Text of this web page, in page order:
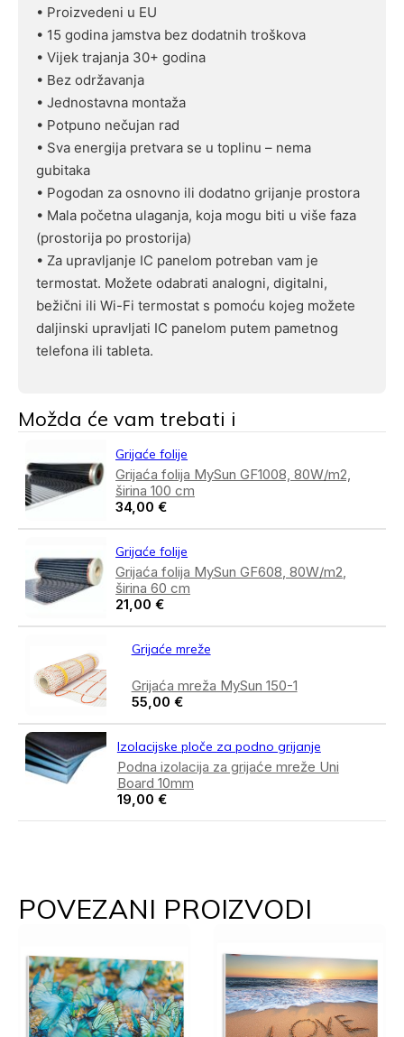
• Proizvedeni u EU
• 15 godina jamstva bez dodatnih troškova
• Vijek trajanja 30+ godina
• Bez održavanja
• Jednostavna montaža
• Potpuno nečujan rad
• Sva energija pretvara se u toplinu – nema
gubitaka
• Pogodan za osnovno ili dodatno grijanje prostora
• Mala početna ulaganja, koja mogu biti u više faza
(prostorija po prostorija)
• Za upravljanje IC panelom potreban vam je
termostat. Možete odabrati analogni, digitalni,
bežični ili Wi-Fi termostat s pomoću kojeg možete
daljinski upravljati IC panelom putem pametnog
telefona ili tableta.
Možda će vam trebati i
Grijaće folije
Grijaća folija MySun GF1008, 80W/m2,
širina 100 cm
34,00 €
Grijaće folije
Grijaća folija MySun GF608, 80W/m2,
širina 60 cm
21,00€
Grijaće mreže
Grijaća mreža MySun 150-1
55,00 €
Izolacijske ploče za podno grijanje
Podna izolacija za grijaće mreže Uni
Board 10mm
19,00 €
POVEZANI PROIZVODI